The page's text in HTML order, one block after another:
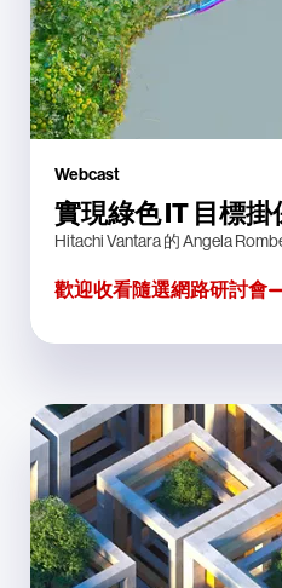
Webcast
實現綠色 IT 目標掛
Hitachi Vantara 的 Angela
歡迎收看隨選網路研討會